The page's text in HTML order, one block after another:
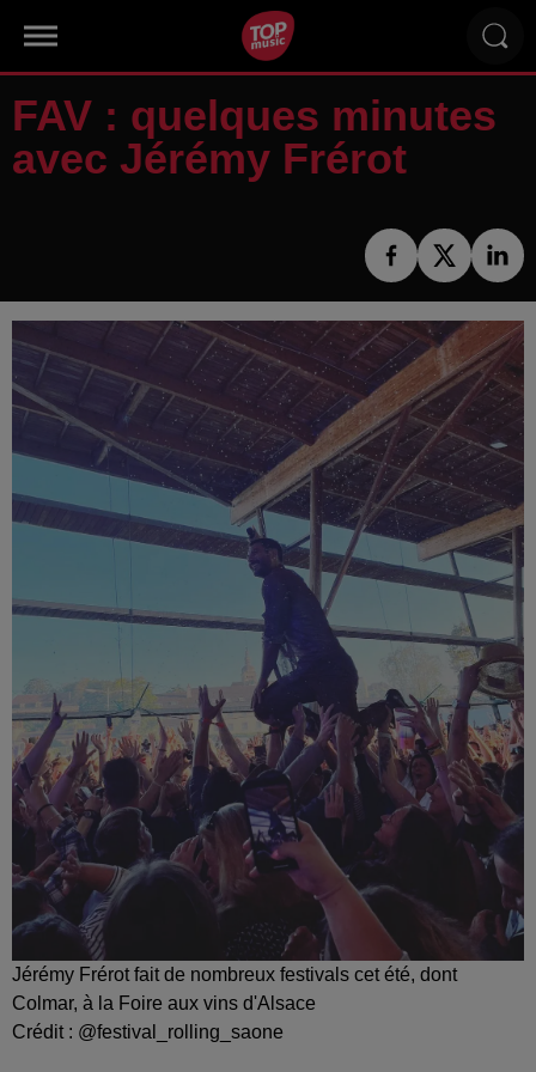
FAV : quelques minutes
avec Jérémy Frérot
Jérémy Frérot fait de nombreux festivals cet été, dont
Colmar, à la Foire aux vins d'Alsace
Crédit : @festival_rolling_saone